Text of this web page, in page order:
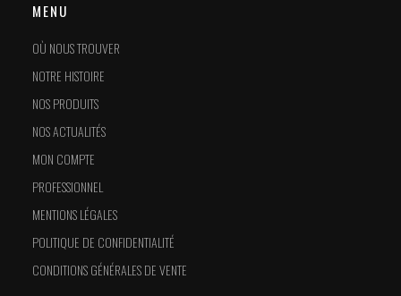
MENU
OÙ NOUS TROUVER
NOTRE HISTOIRE
NOS PRODUITS
NOS ACTUALITÉS
MON COMPTE
PROFESSIONNEL
MENTIONS LÉGALES
POLITIQUE DE CONFIDENTIALITÉ
CONDITIONS GÉNÉRALES DE VENTE